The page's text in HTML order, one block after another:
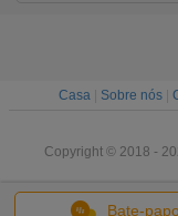
Bate-papo
Casa Sobre nós
Copyright © 2018 -